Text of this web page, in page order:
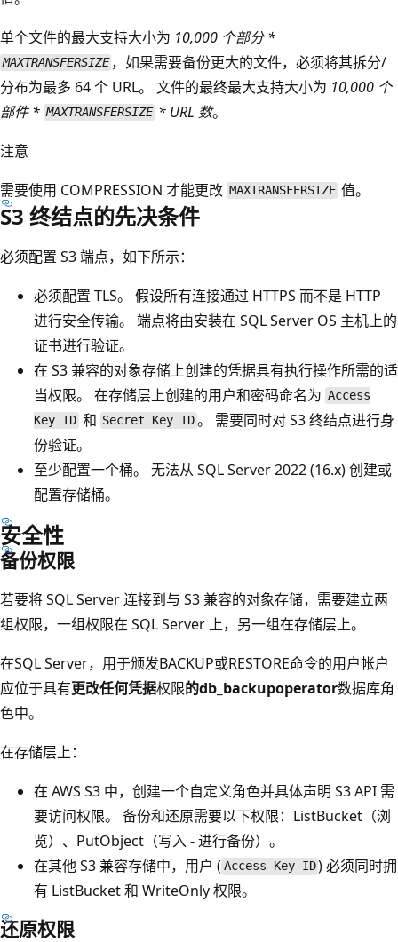
单个文件的最大支持大小为 10,000 个部分 *
MAXTRANSFERSIZE ，如果需要备份更大的文件，必须将其拆分/
分布为最多 64 个 URL。 文件的最终最大支持大小为 10,000 个
部件 * MAXTRANSFERSIZE * URL 数。
注意
需要使用 COMPRESSION 才能更改 MAXTRANSFERSIZE 值。
S3 终结点的先决条件
必须配置 S3 端点，如下所示：
必须配置 TLS。 假设所有连接通过 HTTPS 而不是 HTTP
进行安全传输。 端点将由安装在 SQL Server OS 主机上的
证书进行验证。
在 S3 兼容的对象存储上创建的凭据具有执行操作所需的适
当权限。 在存储层上创建的用户和密码命名为 Access
Key ID 和 Secret Key ID。 需要同时对 S3 终结点进行身
份验证。
至少配置一个桶。 无法从 SQL Server 2022 (16.x) 创建或
配置存储桶。
安全性
备份权限
若要将 SQL Server 连接到与 S3 兼容的对象存储，需要建立两
组权限，一组权限在 SQL Server 上，另一组在存储层上。
在SQL Server，用于颁发BACKUP或RESTORE命令的用户帐户
应位于具有更改任何凭据权限的db_backupoperator数据库角
色中。
在存储层上：
在 AWS S3 中，创建一个自定义角色并具体声明 S3 API 需
要访问权限。 备份和还原需要以下权限：ListBucket （浏
览）、PutObject （写入 - 进行备份）。
在其他 S3 兼容存储中，用户 ( Access Key ID) 必须同时拥
有 ListBucket和 WriteOnly权限。
还原权限